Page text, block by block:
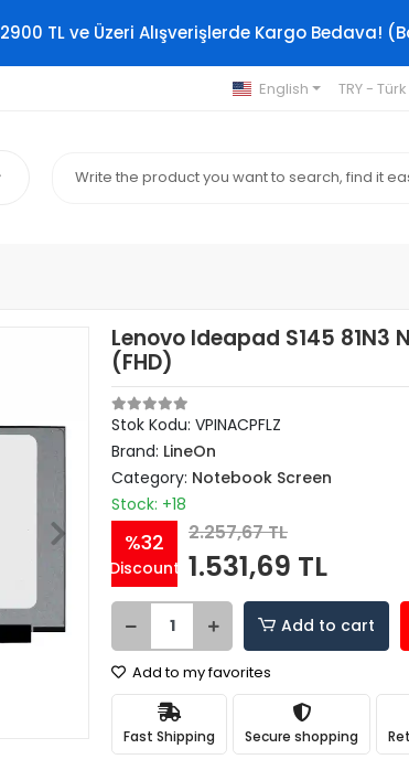
2900 TL ve Üzeri Alışverişlerde Kargo Bedava!
English TRY - Türk
Lenovo Ideapad S145 81N3
(FHD)
Stok Kodu: VPINACPFLZ
Brand: LineOn
Category: Notebook Screen
Stock: +18
%32
Discount
2.257,67 TL
1.531,69 TL
Add to cart
Add to my favorites
Fast Shipping Secure shopping